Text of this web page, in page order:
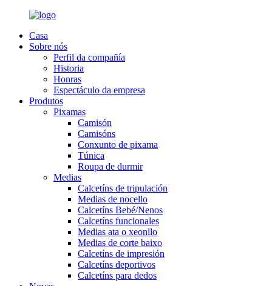
Casa
Sobre nós
Perfil da compañía
Historia
Honras
Espectáculo da empresa
Produtos
Pixamas
Camisón
Camisóns
Conxunto de pixama
Túnica
Roupa de durmir
Medias
Calcetíns de tripulación
Medias de nocello
Calcetíns Bebé/Nenos
Calcetíns funcionales
Medias ata o xeonllo
Medias de corte baixo
Calcetíns de impresión
Calcetíns deportivos
Calcetíns para dedos